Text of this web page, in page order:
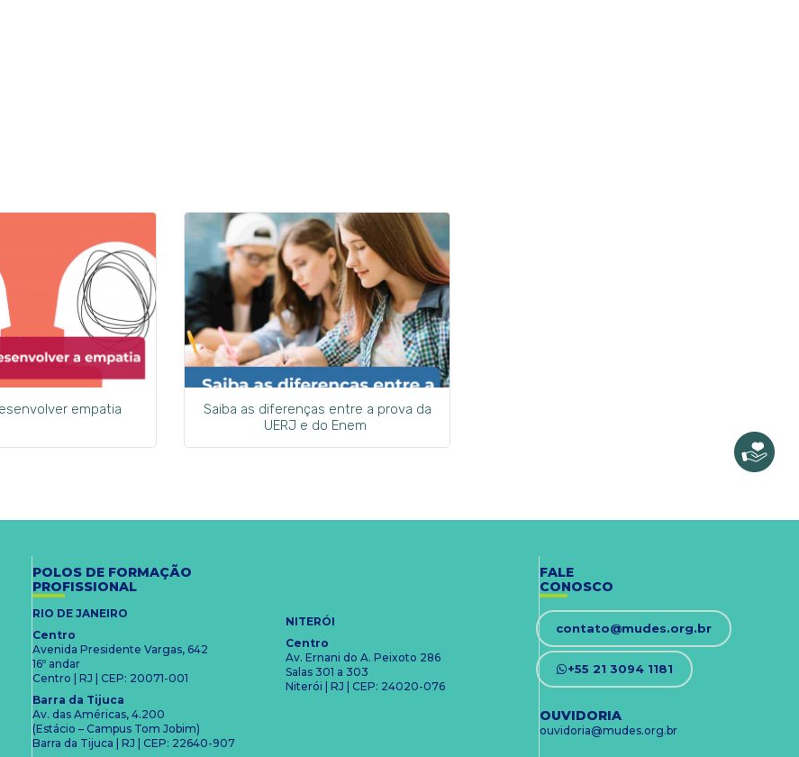
empatia
Saiba as diferenças entre a prova da
UERJ e do Enem
POLOS DE FORMAÇÃO
PROFISSIONAL
RIO DE JANEIRO
Centro
Avenida Presidente Vargas, 642
16º andar
Centro | RJ | CEP: 20071-001
Barra da Tijuca
Av. das Américas, 4.200
(Estácio – Campus Tom Jobim)
Barra da Tijuca | RJ | CEP: 22640-907
NITERÓI
Centro
Av. Ernani do A. Peixoto 286
Salas 301 a 303
Niterói | RJ | CEP: 24020-076
FALE
CONOSCO
contato@mudes.org.br
+55 21 3094 1181
OUVIDORIA
ouvidoria@mudes.org.br